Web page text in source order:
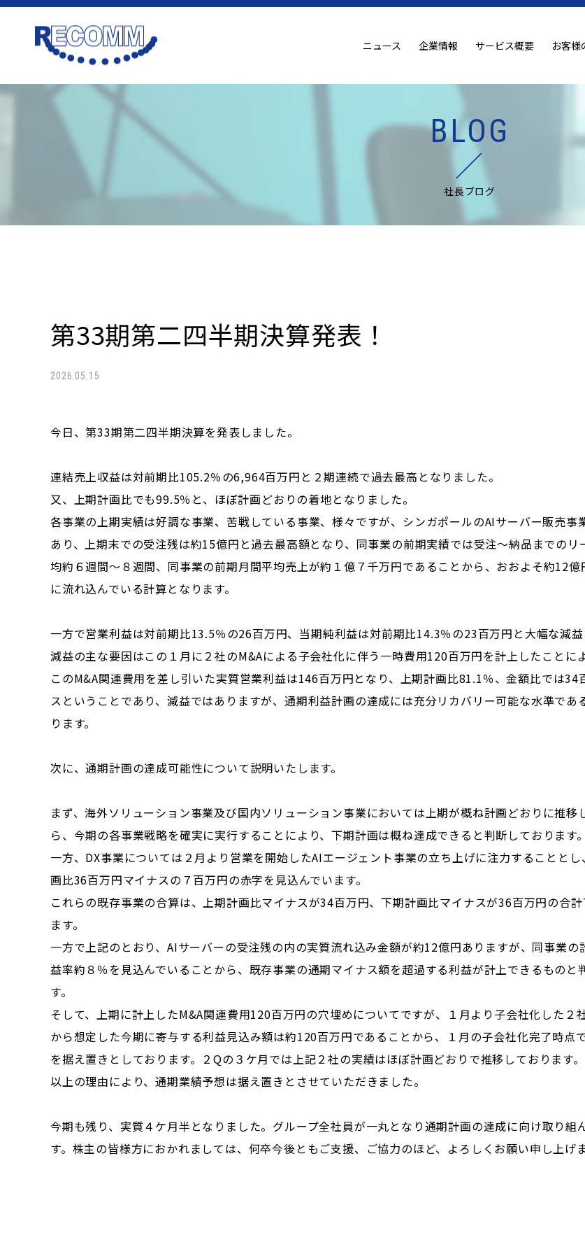
ニュース 企業情報 サービス概要 お客様
BLOG
社長ブログ
第33期第二四半期決算発表！
2026.05.15
今日、第33期第二四半期決算を発表しました。
連結売上収益は対前期比105.2％の6,964百万円と２期連続で過去最高となりました。
又、上期計画比でも99.5％と、ほぼ計画どおりの着地となりました。
各事業の上期実績は好調な事業、苦戦している事業、様々ですが、シンガポールのAIサーバー販売事
あり、上期末での受注残は約15億円と過去最高額となり、同事業の前期実績では受注～納品までのリ
均約６週間～８週間、同事業の前期月間平均売上が約１億７千万円であることから、おおよそ約12億
に流れ込んでいる計算となります。
一方で営業利益は対前期比13.5％の26百万円、当期純利益は対前期比14.3％の23百万円と大幅な減益
減益の主な要因はこの１月に２社のM&Aによる子会社化に伴う一時費用120百万円を計上したことによ
このM&A関連費用を差し引いた実質営業利益は146百万円となり、上期計画比81.1％、金額比では34
スということであり、減益ではありますが、通期利益計画の達成には充分リカバリー可能な水準であ
ります。
次に、通期計画の達成可能性について説明いたします。
まず、海外ソリューション事業及び国内ソリューション事業においては上期が概ね計画どおりに推移
ら、今期の各事業戦略を確実に実行することにより、下期計画は概ね達成できると判断しております。
一方、DX事業については２月より営業を開始したAIエージェント事業の立ち上げに注力することと
画比36百万円マイナスの７百万円の赤字を見込んでいます。
これらの既存事業の合算は、上期計画比マイナスが34百万円、下期計画比マイナスが36百万円の合
ます。
一方で上記のとおり、AIサーバーの受注残の内の実質流れ込み金額が約12億円ありますが、同事業の
益率約８％を見込んでいることから、既存事業の通期マイナス額を超過する利益が計上できるものと
す。
そして、上期に計上したM&A関連費用120百万円の穴埋めについてですが、１月より子会社化した２
から想定した今期に寄与する利益見込み額は約120百万円であることから、１月の子会社化完了時点
を据え置きとしております。２Qの３ケ月では上記２社の実績はほぼ計画どおりで推移しております。
以上の理由により、通期業績予想は据え置きとさせていただきました。
今期も残り、実質４ケ月半となりました。グループ全社員が一丸となり通期計画の達成に向け取り組
す。株主の皆様方におかれましては、何卒今後ともご支援、ご協力のほど、よろしくお願い申し上げま